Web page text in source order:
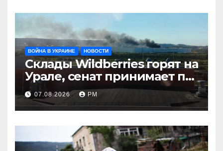
ВОЙНА В УКРАИНЕ НОВОСТИ
Склады Wildberries горят на
Урале, сенат принимает по
Грэму закон
07.08.2026 РМ